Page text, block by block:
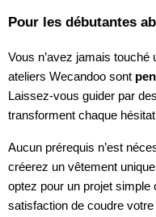
Pour les débutantes
Vous n’avez jamais touché
ateliers Wecandoo sont
Laissez-vous guider par
transforment chaque
Aucun prérequis n’est
créerez un vêtement
optez pour un projet
satisfaction de coudre